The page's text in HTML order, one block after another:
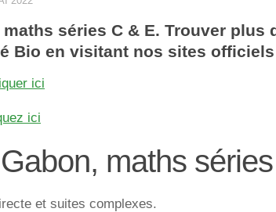
séries C & E. Trouver plus
Bio en visitant nos sites officiels
ici
ici
maths
et suites complexes.